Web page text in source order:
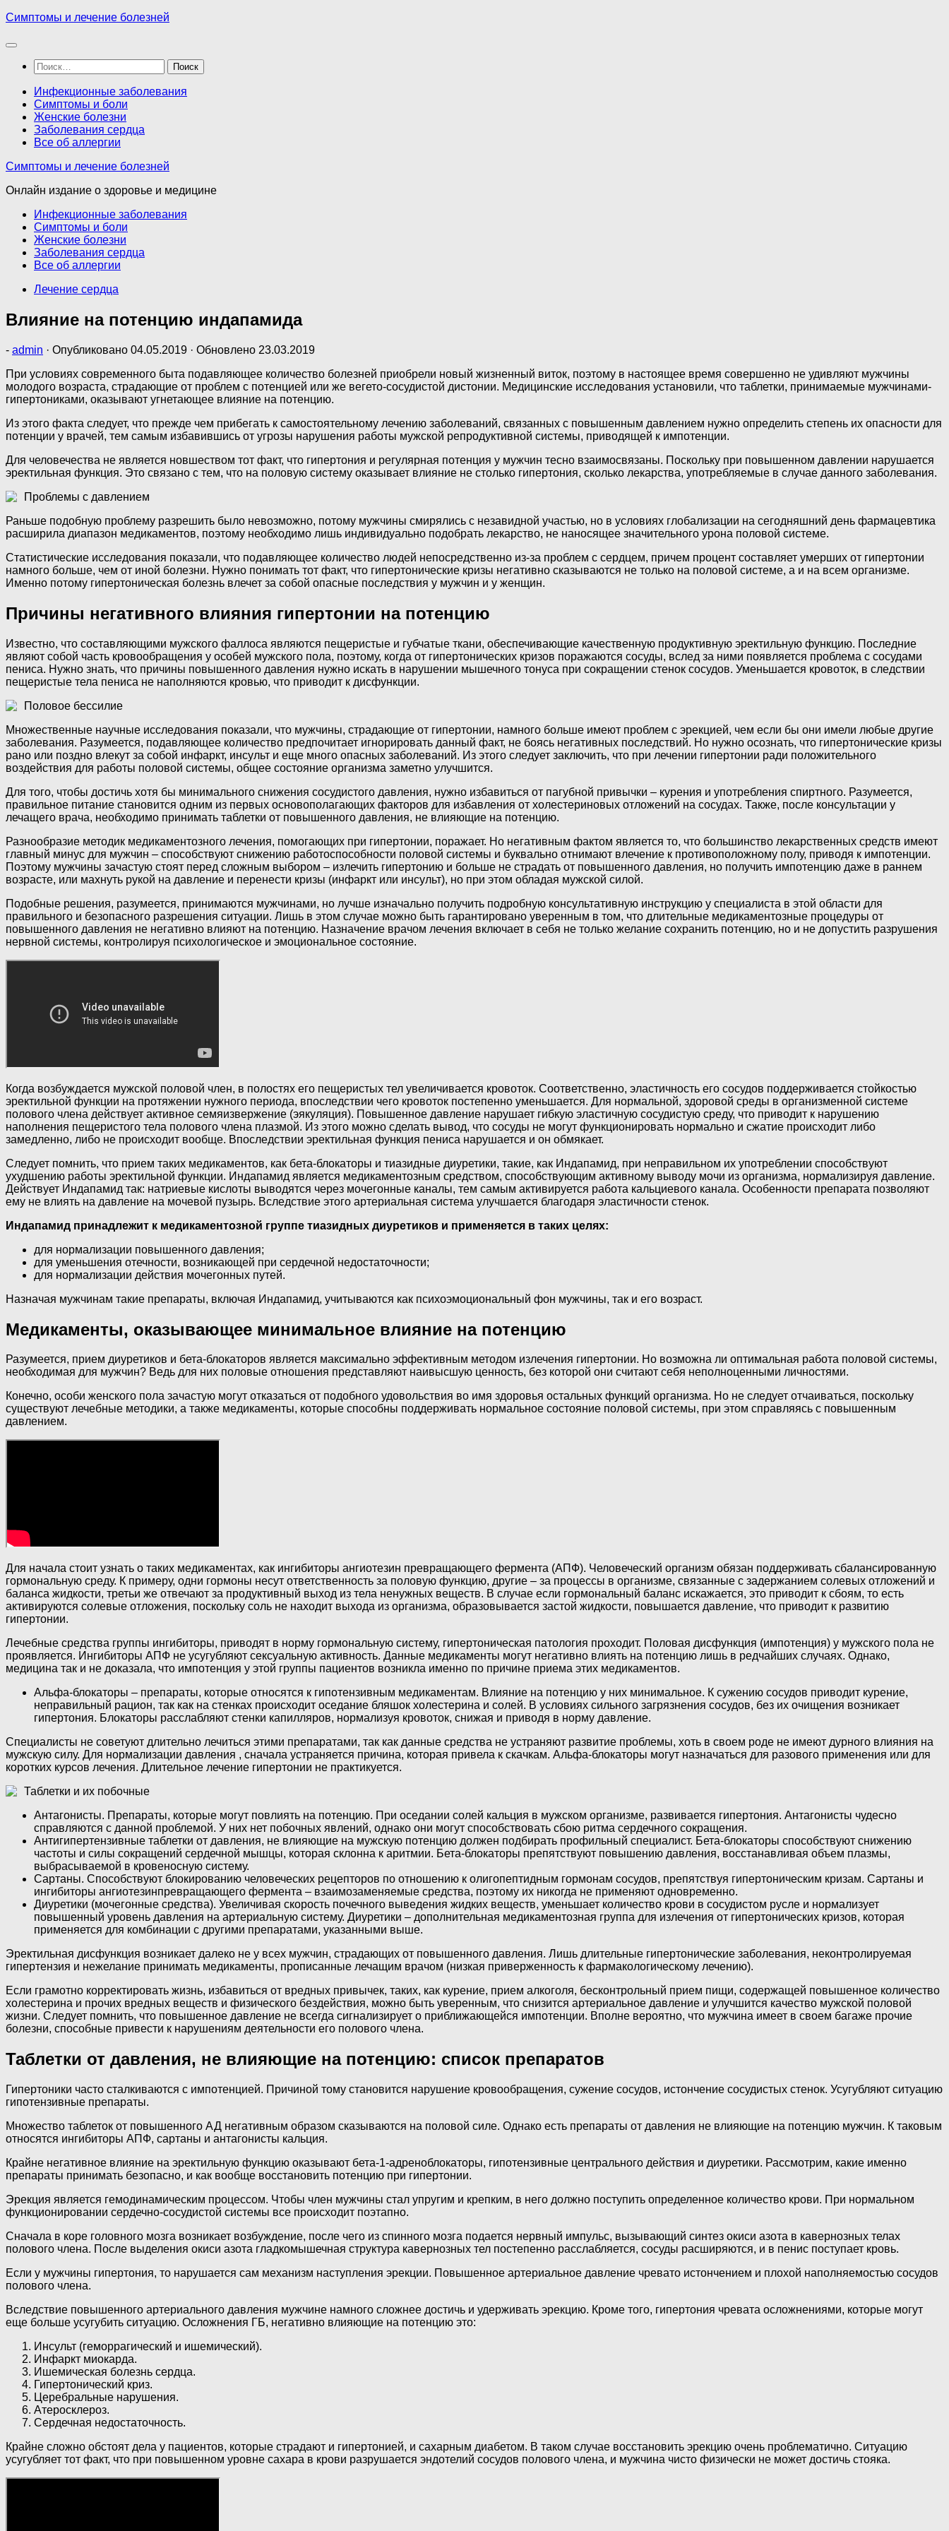
Перейти
содержимому
Симптомы и лечение болезней
Найти:
Инфекционные заболевания
Симптомы и боли
Женские болезни
Заболевания сердца
Все об аллергии
Симптомы и лечение болезней
Онлайн издание о здоровье и медицине
Инфекционные заболевания
Симптомы и боли
Женские болезни
Заболевания сердца
Все об аллергии
Лечение сердца
Влияние на потенцию индапамида
- admin · Опубликовано 04.05.2019 · Обновлено 23.03.2019
При условиях современного быта подавляющее количество болезней приобрели новый жизненный виток, поэтому в настоящее время совершенно не удивляют мужчины
молодого возраста, страдающие от проблем с потенцией или же вегето-сосудистой дистонии. Медицинские исследования установили, что таблетки, принимаемые мужчинами-
гипертониками, оказывают угнетающее влияние на потенцию.
Из этого факта следует, что прежде чем прибегать к самостоятельному лечению заболеваний, связанных с повышенным давлением нужно определить степень их опасности для
потенции у врачей, тем самым избавившись от угрозы нарушения работы мужской репродуктивной системы, приводящей к импотенции.
Для человечества не является новшеством тот факт, что гипертония и регулярная потенция у мужчин тесно взаимосвязаны. Поскольку при повышенном давлении нарушается
эректильная функция. Это связано с тем, что на половую систему оказывает влияние не столько гипертония, сколько лекарства, употребляемые в случае данного заболевания.
Проблемы с давлением
Раньше подобную проблему разрешить было невозможно, потому мужчины смирялись с незавидной участью, но в условиях глобализации на сегодняшний день фармацевтика
расширила диапазон медикаментов, поэтому необходимо лишь индивидуально подобрать лекарство, не наносящее значительного урона половой системе.
Статистические исследования показали, что подавляющее количество людей непосредственно из-за проблем с сердцем, причем процент составляет умерших от гипертонии
намного больше, чем от иной болезни. Нужно понимать тот факт, что гипертонические кризы негативно сказываются не только на половой системе, а и на всем организме.
Именно потому гипертоническая болезнь влечет за собой опасные последствия у мужчин и у женщин.
Причины негативного влияния гипертонии на потенцию
Известно, что составляющими мужского фаллоса являются пещеристые и губчатые ткани, обеспечивающие качественную продуктивную эректильную функцию. Последние
являют собой часть кровообращения у особей мужского пола, поэтому, когда от гипертонических кризов поражаются сосуды, вслед за ними появляется проблема с сосудами
пениса. Нужно знать, что причины повышенного давления нужно искать в нарушении мышечного тонуса при сокращении стенок сосудов. Уменьшается кровоток, в следствии
пещеристые тела пениса не наполняются кровью, что приводит к дисфункции.
Половое бессилие
Множественные научные исследования показали, что мужчины, страдающие от гипертонии, намного больше имеют проблем с эрекцией, чем если бы они имели любые другие
заболевания. Разумеется, подавляющее количество предпочитает игнорировать данный факт, не боясь негативных последствий. Но нужно осознать, что гипертонические кризы
рано или поздно влекут за собой инфаркт, инсульт и еще много опасных заболеваний. Из этого следует заключить, что при лечении гипертонии ради положительного
воздействия для работы половой системы, общее состояние организма заметно улучшится.
Для того, чтобы достичь хотя бы минимального снижения сосудистого давления, нужно избавиться от пагубной привычки – курения и употребления спиртного. Разумеется,
правильное питание становится одним из первых основополагающих факторов для избавления от холестериновых отложений на сосудах. Также, после консультации у
лечащего врача, необходимо принимать таблетки от повышенного давления, не влияющие на потенцию.
Разнообразие методик медикаментозного лечения, помогающих при гипертонии, поражает. Но негативным фактом является то, что большинство лекарственных средств имеют
главный минус для мужчин – способствуют снижению работоспособности половой системы и буквально отнимают влечение к противоположному полу, приводя к импотенции.
Поэтому мужчины зачастую стоят перед сложным выбором – излечить гипертонию и больше не страдать от повышенного давления, но получить импотенцию даже в раннем
возрасте, или махнуть рукой на давление и перенести кризы (инфаркт или инсульт), но при этом обладая мужской силой.
Подобные решения, разумеется, принимаются мужчинами, но лучше изначально получить подробную консультативную инструкцию у специалиста в этой области для
правильного и безопасного разрешения ситуации. Лишь в этом случае можно быть гарантировано уверенным в том, что длительные медикаментозные процедуры от
повышенного давления не негативно влияют на потенцию. Назначение врачом лечения включает в себя не только желание сохранить потенцию, но и не допустить разрушения
нервной системы, контролируя психологическое и эмоциональное состояние.
Когда возбуждается мужской половой член, в полостях его пещеристых тел увеличивается кровоток. Соответственно, эластичность его сосудов поддерживается стойкостью
эректильной функции на протяжении нужного периода, впоследствии чего кровоток постепенно уменьшается. Для нормальной, здоровой среды в организменной системе
полового члена действует активное семяизвержение (эякуляция). Повышенное давление нарушает гибкую эластичную сосудистую среду, что приводит к нарушению
наполнения пещеристого тела полового члена плазмой. Из этого можно сделать вывод, что сосуды не могут функционировать нормально и сжатие происходит либо
замедленно, либо не происходит вообще. Впоследствии эректильная функция пениса нарушается и он обмякает.
Следует помнить, что прием таких медикаментов, как бета-блокаторы и тиазидные диуретики, такие, как Индапамид, при неправильном их употреблении способствуют
ухудшению работы эректильной функции. Индапамид является медикаментозным средством, способствующим активному выводу мочи из организма, нормализируя давление.
Действует Индапамид так: натриевые кислоты выводятся через мочегонные каналы, тем самым активируется работа кальциевого канала. Особенности препарата позволяют
ему не влиять на давление на мочевой пузырь. Вследствие этого артериальная система улучшается благодаря эластичности стенок.
Индапамид принадлежит к медикаментозной группе тиазидных диуретиков и применяется в таких целях:
для нормализации повышенного давления;
для уменьшения отечности, возникающей при сердечной недостаточности;
для нормализации действия мочегонных путей.
Назначая мужчинам такие препараты, включая Индапамид, учитываются как психоэмоциональный фон мужчины, так и его возраст.
Медикаменты, оказывающее минимальное влияние на потенцию
Разумеется, прием диуретиков и бета-блокаторов является максимально эффективным методом излечения гипертонии. Но возможна ли оптимальная работа половой системы,
необходимая для мужчин? Ведь для них половые отношения представляют наивысшую ценность, без которой они считают себя неполноценными личностями.
Конечно, особи женского пола зачастую могут отказаться от подобного удовольствия во имя здоровья остальных функций организма. Но не следует отчаиваться, поскольку
существуют лечебные методики, а также медикаменты, которые способны поддерживать нормальное состояние половой системы, при этом справляясь с повышенным
давлением.
Для начала стоит узнать о таких медикаментах, как ингибиторы ангиотезин превращающего фермента (АПФ). Человеческий организм обязан поддерживать сбалансированную
гормональную среду. К примеру, одни гормоны несут ответственность за половую функцию, другие – за процессы в организме, связанные с задержанием солевых отложений и
баланса жидкости, третьи же отвечают за продуктивный выход из тела ненужных веществ. В случае если гормональный баланс искажается, это приводит к сбоям, то есть
активируются солевые отложения, поскольку соль не находит выхода из организма, образовывается застой жидкости, повышается давление, что приводит к развитию
гипертонии.
Лечебные средства группы ингибиторы, приводят в норму гормональную систему, гипертоническая патология проходит. Половая дисфункция (импотенция) у мужского пола не
проявляется. Ингибиторы АПФ не усугубляют сексуальную активность. Данные медикаменты могут негативно влиять на потенцию лишь в редчайших случаях. Однако,
медицина так и не доказала, что импотенция у этой группы пациентов возникла именно по причине приема этих медикаментов.
Альфа-блокаторы – препараты, которые относятся к гипотензивным медикаментам. Влияние на потенцию у них минимальное. К сужению сосудов приводит курение,
неправильный рацион, так как на стенках происходит оседание бляшок холестерина и солей. В условиях сильного загрязнения сосудов, без их очищения возникает
гипертония. Блокаторы расслабляют стенки капилляров, нормализуя кровоток, снижая и приводя в норму давление.
Специалисты не советуют длительно лечиться этими препаратами, так как данные средства не устраняют развитие проблемы, хоть в своем роде не имеют дурного влияния на
мужскую силу. Для нормализации давления , сначала устраняется причина, которая привела к скачкам. Альфа-блокаторы могут назначаться для разового применения или для
коротких курсов лечения. Длительное лечение гипертонии не практикуется.
Таблетки и их побочные
Антагонисты. Препараты, которые могут повлиять на потенцию. При оседании солей кальция в мужском организме, развивается гипертония. Антагонисты чудесно
справляются с данной проблемой. У них нет побочных явлений, однако они могут способствовать сбою ритма сердечного сокращения.
Антигипертензивные таблетки от давления, не влияющие на мужскую потенцию должен подбирать профильный специалист. Бета-блокаторы способствуют снижению
частоты и силы сокращений сердечной мышцы, которая склонна к аритмии. Бета-блокаторы препятствуют повышению давления, восстанавливая объем плазмы,
выбрасываемой в кровеносную систему.
Сартаны. Способствуют блокированию человеческих рецепторов по отношению к олигопептидным гормонам сосудов, препятствуя гипертоническим кризам. Сартаны и
ингибиторы ангиотезинпревращающего фермента – взаимозаменяемые средства, поэтому их никогда не применяют одновременно.
Диуретики (мочегонные средства). Увеличивая скорость почечного выведения жидких веществ, уменьшает количество крови в сосудистом русле и нормализует
повышенный уровень давления на артериальную систему. Диуретики – дополнительная медикаментозная группа для излечения от гипертонических кризов, которая
применяется для комбинации с другими препаратами, указанными выше.
Эректильная дисфункция возникает далеко не у всех мужчин, страдающих от повышенного давления. Лишь длительные гипертонические заболевания, неконтролируемая
гипертензия и нежелание принимать медикаменты, прописанные лечащим врачом (низкая приверженность к фармакологическому лечению).
Если грамотно корректировать жизнь, избавиться от вредных привычек, таких, как курение, прием алкоголя, бесконтрольный прием пищи, содержащей повышенное количество
холестерина и прочих вредных веществ и физического бездействия, можно быть уверенным, что снизится артериальное давление и улучшится качество мужской половой
жизни. Следует помнить, что повышенное давление не всегда сигнализирует о приближающейся импотенции. Вполне вероятно, что мужчина имеет в своем багаже прочие
болезни, способные привести к нарушениям деятельности его полового члена.
Таблетки от давления, не влияющие на потенцию: список препаратов
Гипертоники часто сталкиваются с импотенцией. Причиной тому становится нарушение кровообращения, сужение сосудов, истончение сосудистых стенок. Усугубляют ситуацию
гипотензивные препараты.
Множество таблеток от повышенного АД негативным образом сказываются на половой силе. Однако есть препараты от давления не влияющие на потенцию мужчин. К таковым
относятся ингибиторы АПФ, сартаны и антагонисты кальция.
Крайне негативное влияние на эректильную функцию оказывают бета-1-адреноблокаторы, гипотензивные центрального действия и диуретики. Рассмотрим, какие именно
препараты принимать безопасно, и как вообще восстановить потенцию при гипертонии.
Эрекция является гемодинамическим процессом. Чтобы член мужчины стал упругим и крепким, в него должно поступить определенное количество крови. При нормальном
функционировании сердечно-сосудистой системы все происходит поэтапно.
Сначала в коре головного мозга возникает возбуждение, после чего из спинного мозга подается нервный импульс, вызывающий синтез окиси азота в кавернозных телах
полового члена. После выделения окиси азота гладкомышечная структура кавернозных тел постепенно расслабляется, сосуды расширяются, и в пенис поступает кровь.
Если у мужчины гипертония, то нарушается сам механизм наступления эрекции. Повышенное артериальное давление чревато истончением и плохой наполняемостью сосудов
полового члена.
Вследствие повышенного артериального давления мужчине намного сложнее достичь и удерживать эрекцию. Кроме того, гипертония чревата осложнениями, которые могут
еще больше усугубить ситуацию. Осложнения ГБ, негативно влияющие на потенцию это:
Инсульт (геморрагический и ишемический).
Инфаркт миокарда.
Ишемическая болезнь сердца.
Гипертонический криз.
Церебральные нарушения.
Атеросклероз.
Сердечная недостаточность.
Крайне сложно обстоят дела у пациентов, которые страдают и гипертонией, и сахарным диабетом. В таком случае восстановить эрекцию очень проблематично. Ситуацию
усугубляет тот факт, что при повышенном уровне сахара в крови разрушается эндотелий сосудов полового члена, и мужчина чисто физически не может достичь стояка.